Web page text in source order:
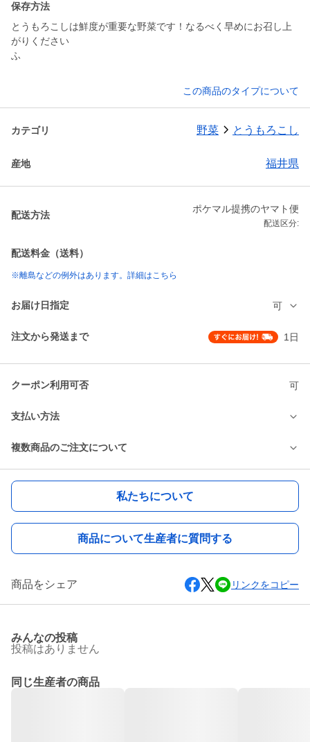
保存方法
とうもろこしは鮮度が重要な野菜です！なるべく早めにお召し上
がりください
ふ
この商品のタイプについて
カテゴリ 野菜 とうもろこし
産地 福井県
配送方法
ポケマル提携のヤマト便
配送区分:
配送料金（送料）
※離島などの例外はあります。詳細はこちら
お届け日指定 可
注文から発送まで 1日
クーポン利用可否 可
支払い方法
複数商品のご注文について
私たちについて
商品について生産者に質問する
商品をシェア リンクをコピー
みんなの投稿
投稿はありません
同じ生産者の商品